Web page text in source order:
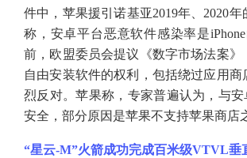
件中，苹果援引诺基亚2019年、2020
称，安卓平台恶意软件感染率是
前，欧盟委员会提议《数字市场法案》
自由安装软件的权利，包括绕过应用商
烈反对。苹果称，专家普遍认为，与安
安全，部分原因是苹果不支持苹果商店
“星云-M”火箭成功完成百米级VTVL垂